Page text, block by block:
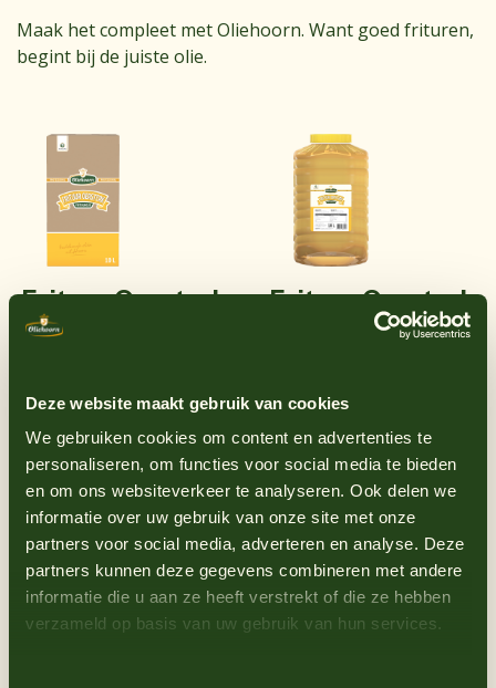
Deze website maakt gebruik van cookies
We gebruiken cookies om content en advertenties te
personaliseren, om functies voor social media te bieden
en om ons websiteverkeer te analyseren. Ook delen we
informatie over uw gebruik van onze site met onze
partners voor social media, adverteren en analyse. Deze
partners kunnen deze gegevens combineren met andere
informatie die u aan ze heeft verstrekt of die ze hebben
verzameld op basis van uw gebruik van hun services.
Maak het compleet met Oliehoorn. Want goed frituren,
begint bij de juiste olie.
Frituur Oersterk
10 liter bag in box
Frituur Oersterk
10 liter ekobox
Frituur Sterk
10 liter ekobox
Visbakolie
20 liter blik